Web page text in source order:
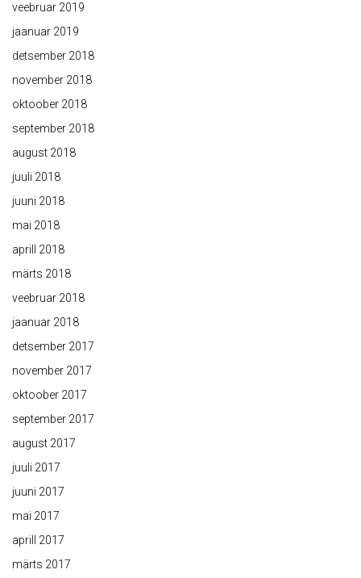
veebruar 2019
jaanuar 2019
detsember 2018
november 2018
oktoober 2018
september 2018
august 2018
juuli 2018
juuni 2018
mai 2018
aprill 2018
märts 2018
veebruar 2018
jaanuar 2018
detsember 2017
november 2017
oktoober 2017
september 2017
august 2017
juuli 2017
juuni 2017
mai 2017
aprill 2017
märts 2017